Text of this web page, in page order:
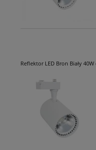
Reflektor LED Bron Biały